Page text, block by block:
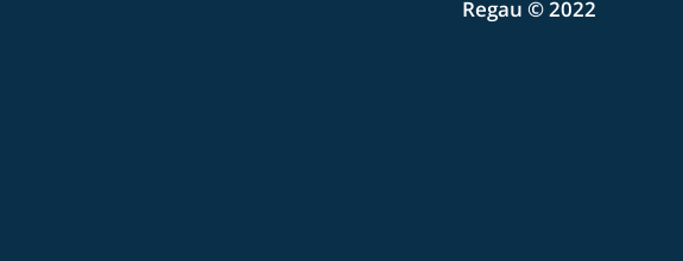
Regau © 2022